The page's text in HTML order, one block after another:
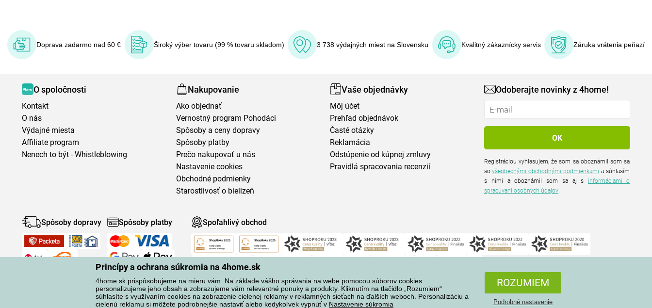
Princípy a ochrana súkromia na 4home.sk
4home.sk prispôsobujeme na mieru vám. Na základe vášho správania na webe pomocou súborov cookies
personalizujeme jeho obsah a zobrazujeme vám relevantné ponuky a produkty. Kliknutím na tlačidlo „Rozumiem“
súhlasíte s využívaním cookies na zobrazenie cielenej reklamy v reklamných sieťach na ďalších weboch. Personalizáciu a
cielenú reklamu si môžete podrobnejšie nastaviť alebo kedykoľvek vypnúť v Nastavenie súkromia
ROZUMIEM
Podrobné nastavenie
Doprava zadarmo nad 60 € Široký výber tovaru (99 % tovaru skladom) 3 738 výdajných miest na Slovensku Kvalitný zákaznícky servis Záruka vrátenia peňazí
O spoločnosti
Kontakt
O nás
Výdajné miesta
Affiliate program
Nenech to být - Whistleblowing
Nakupovanie
Ako objednať
Vernostný program Pohodáci
Spôsoby a ceny dopravy
Spôsoby platby
Prečo nakupovať u nás
Nastavenie cookies
Obchodné podmienky
Starostlivosť o bielizeň
Vaše objednávky
Môj účet
Prehľad objednávok
Časté otázky
Reklamácia
Odstúpenie od kúpnej zmluvy
Pravidlá spracovania recenzií
Odoberajte novinky z 4home!
Registráciou vyhlasujem, že som sa oboznámil som sa
sovšeobecnými obchodnými podmienkami a súhlasím
s nimi a oboznámil som sa aj s informáciami o
spracúvaní osobných údajov.
Spôsoby dopravy Spôsoby platby Spoľahlivý obchod
Ochrana osobných údajov Všetky práva vyhradené © 2004-2026 4home, a.s.